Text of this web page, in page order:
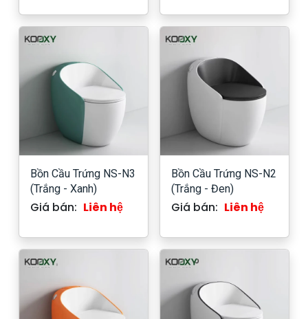
Bồn Cầu Trứng NS-N3
(Trắng - Xanh)
Giá bán: Liên hệ
Bồn Cầu Trứng NS-N2
(Trắng - Đen)
Giá bán: Liên hệ